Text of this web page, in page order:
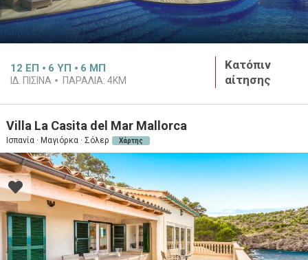
12 ΕΠ 6 ΥΠ 6 ΜΠ
ΙΔ. ΠΙΣΊΝΑ ΠΑΡΑΛΊΑ: 4KM
Κατόπιν
αίτησης
Villa La Casita del Mar Mallorca
Ισπανία · Μαγιόρκα · Σόλερ Χάρτης